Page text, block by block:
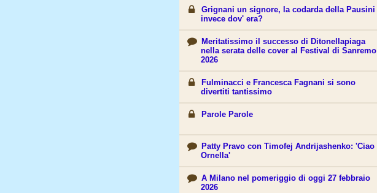
Grignani un signore, la codarda della Pausini
invece dov' era?
Meritatissimo il successo di Ditonellapiaga
nella serata delle cover al Festival di Sanremo
2026
Fulminacci e Francesca Fagnani si sono
divertiti tantissimo
Parole Parole
Patty Pravo con Timofej Andrijashenko: 'Ciao
Ornella'
A Milano nel pomeriggio di oggi 27 febbraio
2026